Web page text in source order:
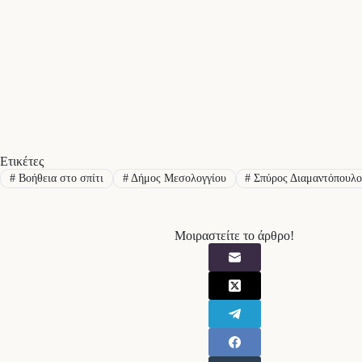
Ετικέτες
#Βοήθεια στο σπίτι #Δήμος Μεσολογγίου # Σπύρος
Μοιραστείτε το άρθρο!